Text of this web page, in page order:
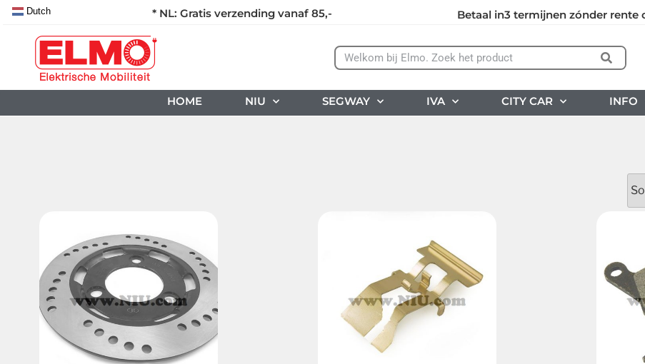
* NL: Gratis verzending vanaf 85,- Betaal in3 termijnen zónder rente
Dutch
HOME NIU SEGWAY IVA CITY CAR INFO